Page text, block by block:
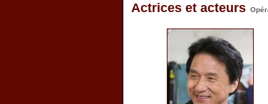
Actrices et acteurs